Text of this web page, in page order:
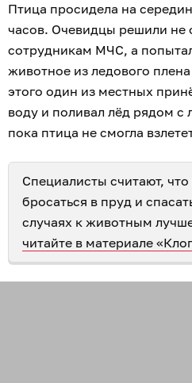
Птица просидела на
часов. Очевидцы решили не
сотрудникам МЧС, а
животное из ледового
этого один из местных
воду и поливал лёд рядом с
пока птица не смогла
Специалисты считают,
бросаться в пруд и
случаях к животным
читайте в материале